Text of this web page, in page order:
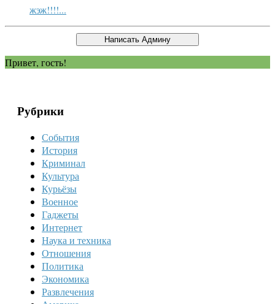
жэж!!!!...
Привет, гость!
Рубрики
События
История
Криминал
Культура
Курьёзы
Военное
Гаджеты
Интернет
Наука и техника
Отношения
Политика
Экономика
Развлечения